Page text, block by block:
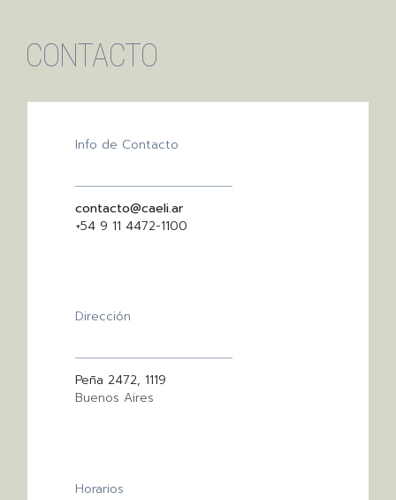
CONTACTO
Info de Contacto
contacto@caeli.ar
+54 9 11 4472-1100
Dirección
Peña 2472, 1119
Buenos Aires
Horarios